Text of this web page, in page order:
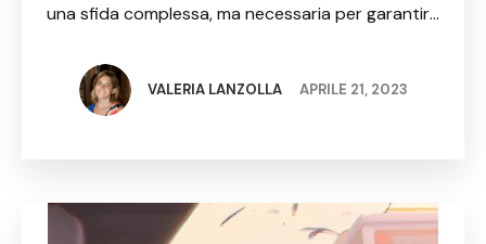
una sfida complessa, ma necessaria per garantire
valutazione del livello di innovazione dei servizi
pubblici può essere valutato attraverso …
VALERIA LANZOLLA APRILE 21, 2023